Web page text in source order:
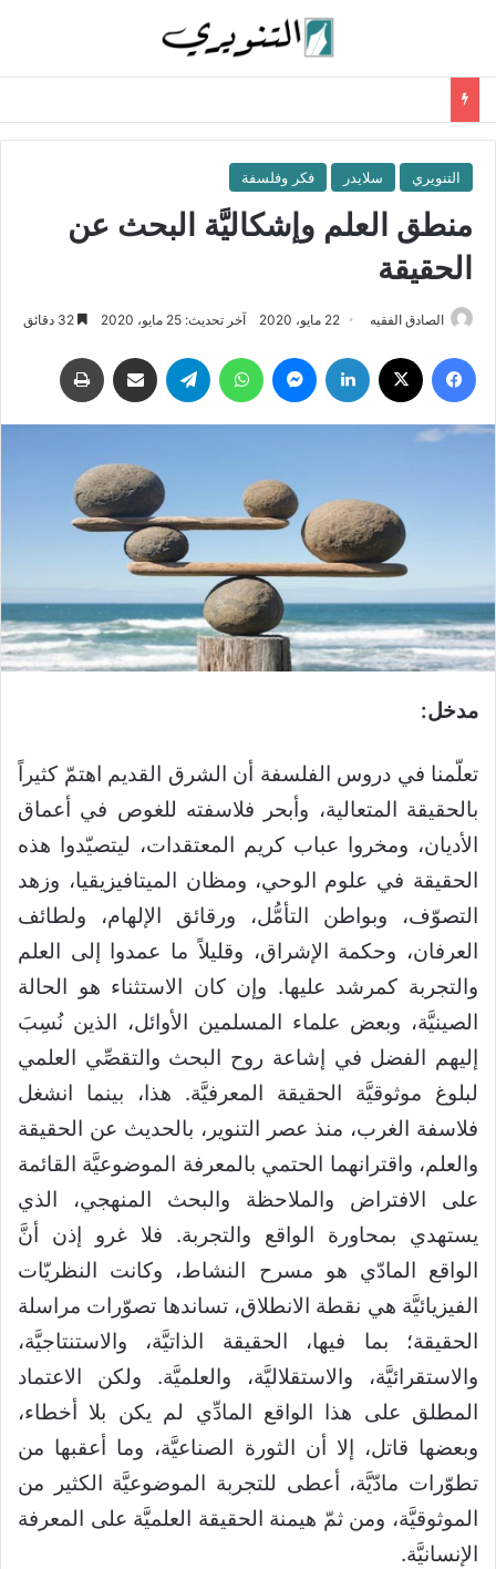
التنويري سلايدر فكر وفلسفة
منطق العلم وإشكاليَّة البحث عن
الحقيقة
الصادق الفقيه 22 مايو، 2020 آخر تحديث: 25 مايو، 2020
فيسبوك لينكدإن ماسنجر واتساب تيلقرام مشاركة عبر البريد
مدخل:
تعلّمنا في دروس الفلسفة أن الشرق القديم اهتمّ كثيراً
بالحقيقة المتعالية، وأبحر فلاسفته للغوص في أعماق
الأديان، ومخروا عباب كريم المعتقدات، ليتصيّدوا هذه
الحقيقة في علوم الوحي، ومظان الميتافيزيقيا، وزهد
التصوّف، وبواطن التأمُّل، ورقائق الإلهام، ولطائف
العرفان، وحكمة الإشراق، وقليلاً ما عمدوا إلى العلم
والتجربة كمرشد عليها. وإن كان الاستثناء هو الحالة
الصينيَّة، وبعض علماء المسلمين الأوائل، الذين نُسِبَ
إليهم الفضل في إشاعة روح البحث والتقصِّي العلمي
لبلوغ موثوقيَّة الحقيقة المعرفيَّة. هذا، بينما انشغل
فلاسفة الغرب، منذ عصر التنوير، بالحديث عن الحقيقة
والعلم، واقترانهما الحتمي بالمعرفة الموضوعيَّة القائمة
على الافتراض والملاحظة والبحث المنهجي، الذي
يستهدي بمحاورة الواقع والتجربة. فلا غرو إذن أنَّ
الواقع المادّي هو مسرح النشاط، وكانت النظريّات
الفيزيائيَّة هي نقطة الانطلاق، تساندها تصوّرات مراسلة
الحقيقة؛ بما فيها، الحقيقة الذاتيَّة، والاستنتاجيَّة،
والاستقرائيَّة، والاستقلاليَّة، والعلميَّة. ولكن الاعتماد
المطلق على هذا الواقع المادِّي لم يكن بلا أخطاء،
وبعضها قاتل، إلا أن الثورة الصناعيَّة، وما أعقبها من
تطوّرات مادّيَّة، أعطى للتجربة الموضوعيَّة الكثير من
الموثوقيَّة، ومن ثمّ هيمنة الحقيقة العلميَّة على المعرفة
الإنسانيَّة.